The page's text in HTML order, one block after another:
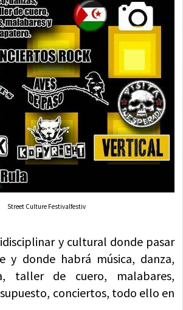
Street Culture Festivalfestiv
y cultural donde pasar
y donde habrá música, danza,
taller de cuero, malabares,
conciertos, todo ello en